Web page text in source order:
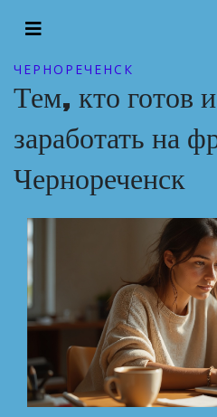
ЧЕРНОРЕЧЕНСК
Тем, кто готов
заработать на
Чернореченск